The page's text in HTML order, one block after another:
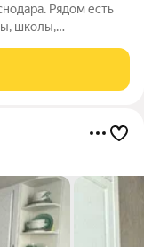
Рядом есть
школы,
мин. пешком.